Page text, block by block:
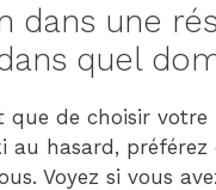
dans une
quel
que de choisir votre
au hasard,
Voyez si vous